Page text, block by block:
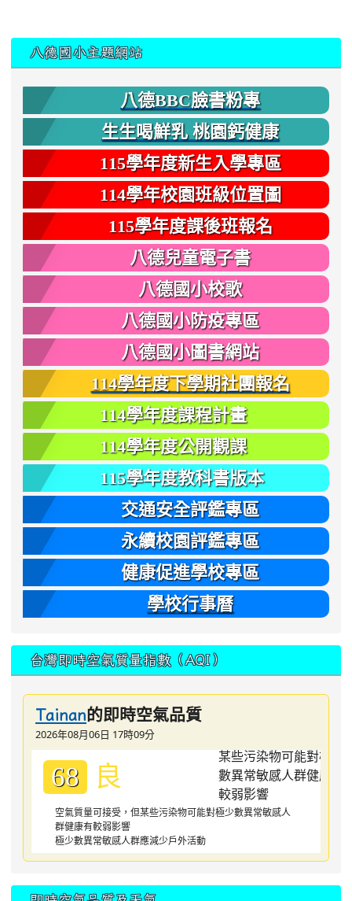
八德國小主題網站
八德BBC臉書粉專
生生喝鮮乳 桃園鈣健康
115學年度新生入學專區
114學年校園班級位置圖
115學年度課後班報名
八德兒童電子書
八德國小校歌
八德國小防疫專區
八德國小圖書網站
114學年度下學期社團報名
114學年度課程計畫
114學年度公開觀課
115學年度教科書版本
交通安全評鑑專區
永續校園評鑑專區
健康促進學校專區
學校行事曆
台灣即時空氣質量指數（AQI）
Tainan的即時空氣品質
2026年08月06日 17時09分
68 良
空氣質量可接受，但某些污染物可能對極少數異常敏感人
群健康有較弱影響
極少數異常敏感人群應減少戶外活動